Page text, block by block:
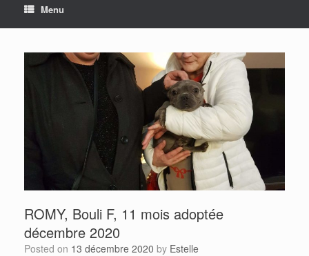
Menu
ROMY, Bouli F, 11 mois adoptée
décembre 2020
Posted on 13 décembre 2020 by Estelle